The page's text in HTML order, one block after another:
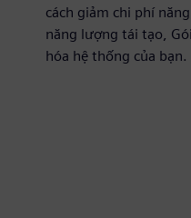
cách giảm chi phí
năng lượng tái tạo,
hóa hệ thống của bạn.